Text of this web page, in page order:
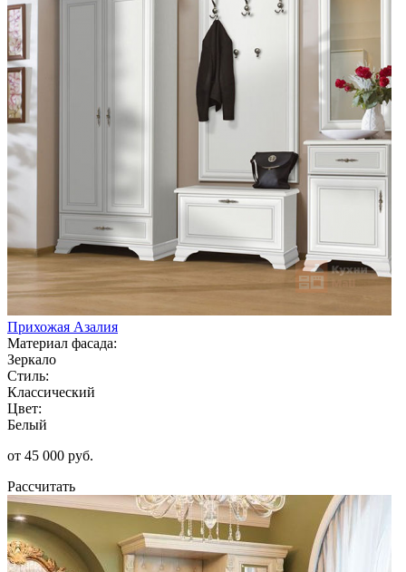
Прихожая Азалия
Материал фасада:
Зеркало
Стиль:
Классический
Цвет:
Белый
от 45 000 руб.
Рассчитать